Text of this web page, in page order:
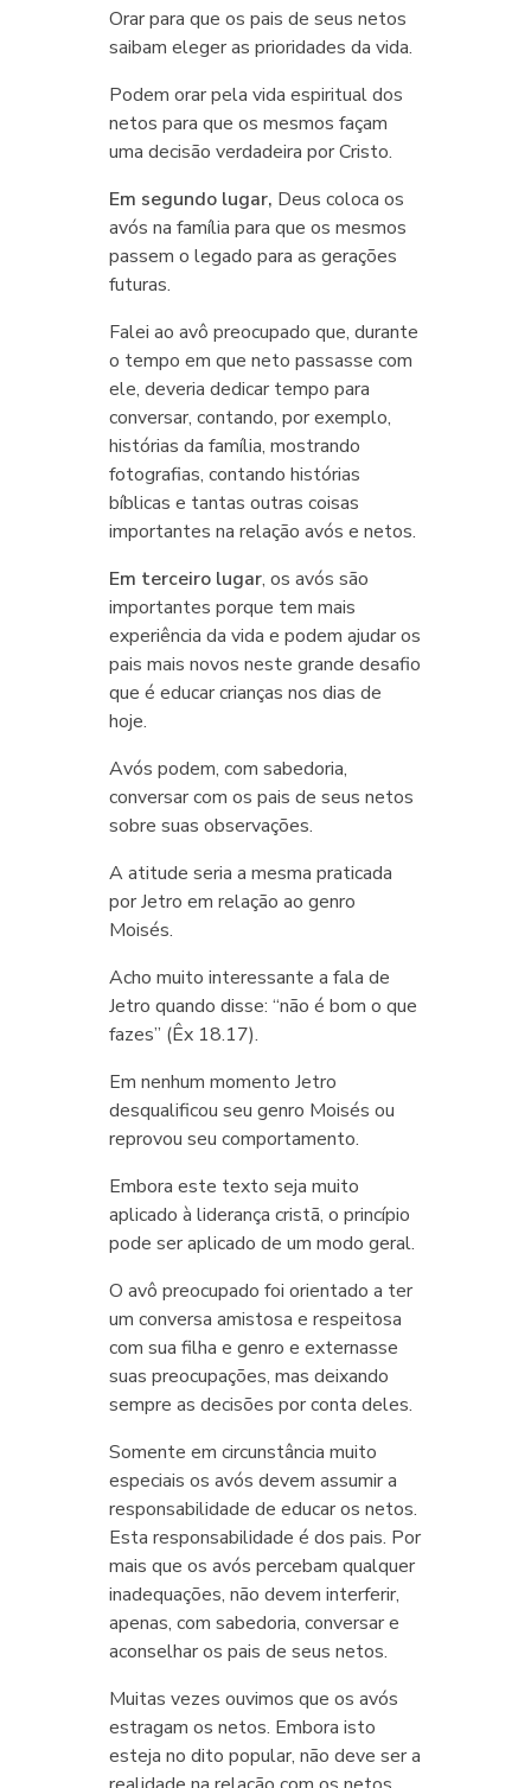
Orar para que os pais de seus netos
saibam eleger as prioridades da vida.
Podem orar pela vida espiritual dos
netos para que os mesmos façam
uma decisão verdadeira por Cristo.
Em segundo lugar, Deus coloca os
avós na família para que os mesmos
passem o legado para as gerações
futuras.
Falei ao avô preocupado que, durante
o tempo em que neto passasse com
ele, deveria dedicar tempo para
conversar, contando, por exemplo,
histórias da família, mostrando
fotografias, contando histórias
bíblicas e tantas outras coisas
importantes na relação avós e netos.
Em terceiro lugar, os avós são
importantes porque tem mais
experiência da vida e podem ajudar os
pais mais novos neste grande desafio
que é educar crianças nos dias de
hoje.
Avós podem, com sabedoria,
conversar com os pais de seus netos
sobre suas observações.
A atitude seria a mesma praticada
por Jetro em relação ao genro
Moisés.
Acho muito interessante a fala de
Jetro quando disse: “não é bom o que
fazes” (Êx 18.17).
Em nenhum momento Jetro
desqualificou seu genro Moisés ou
reprovou seu comportamento.
Embora este texto seja muito
aplicado à liderança cristã, o princípio
pode ser aplicado de um modo geral.
O avô preocupado foi orientado a ter
um conversa amistosa e respeitosa
com sua filha e genro e externasse
suas preocupações, mas deixando
sempre as decisões por conta deles.
Somente em circunstância muito
especiais os avós devem assumir a
responsabilidade de educar os netos.
Esta responsabilidade é dos pais. Por
mais que os avós percebam qualquer
inadequações, não devem interferir,
apenas, com sabedoria, conversar e
aconselhar os pais de seus netos.
Muitas vezes ouvimos que os avós
estragam os netos. Embora isto
esteja no dito popular, não deve ser a